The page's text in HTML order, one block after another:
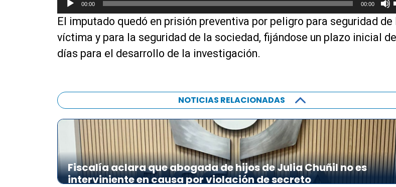
e
p
r
d
t
o
r
a
u
d
00:00 00:00
l
t
l
El imputado quedó en prisión preventiva por peligro para seguridad de
víctima y para la seguridad de la sociedad, fijándose un plazo inicial
días para el desarrollo de la investigación.
NOTICIAS RELACIONADAS
Fiscalía aclara que abogada de hijos de Julia Chuñil no es
interviniente en causa por violación de secreto